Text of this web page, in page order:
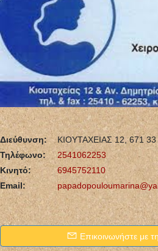
Διεύθυνση:
ΚΙΟΥΤΑΧΕΙΑΣ 12, 671
Τηλέφωνο:
2541062253
Κινητό:
6945752110
Email:
Επικοινωνήστε με